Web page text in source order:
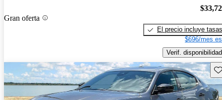
Gran oferta
El precio incluye tasas
$696/mes
Verif. disponibilidad